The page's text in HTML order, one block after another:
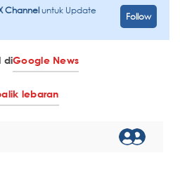
Channeluntuk Update
Follow
diGoogle News
lebaran